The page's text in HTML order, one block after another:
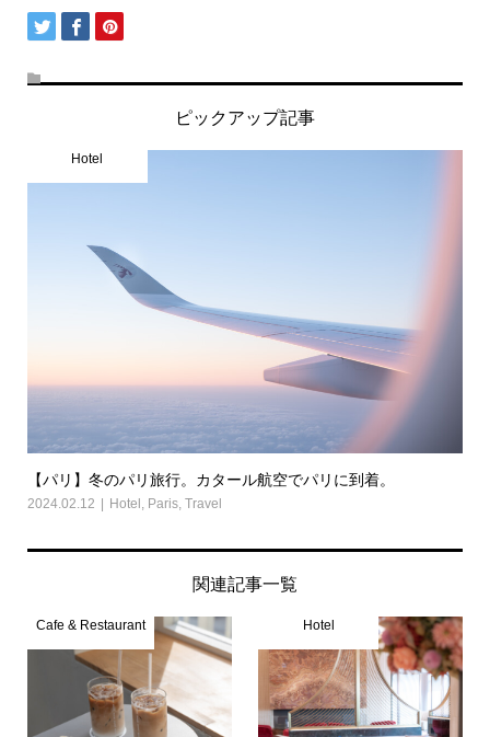
ピックアップ記事
Hotel
【パリ】冬のパリ旅行。カタール航空でパリに到着。
2024.02.12 Hotel , Paris, Travel
関連記事一覧
Cafe & Restaurant Hotel